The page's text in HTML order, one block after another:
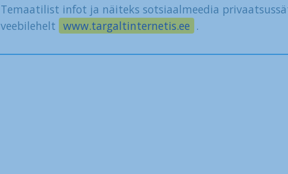
Temaatilist infot ja näiteks sotsiaalmeedia
veebilehelt www.targaltinternetis.ee .